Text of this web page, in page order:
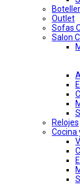
Outlet
Sofas
Salon
Relojes
Cocina